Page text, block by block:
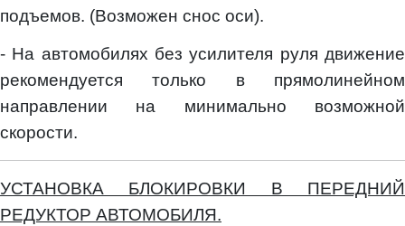
подъемов. (Возможен снос оси).
- На автомобилях без усилителя руля движение
рекомендуется только в прямолинейном
направлении на минимально возможной
скорости.
УСТАНОВКА БЛОКИРОВКИ В ПЕРЕДНИЙ
РЕДУКТОР АВТОМОБИЛЯ.